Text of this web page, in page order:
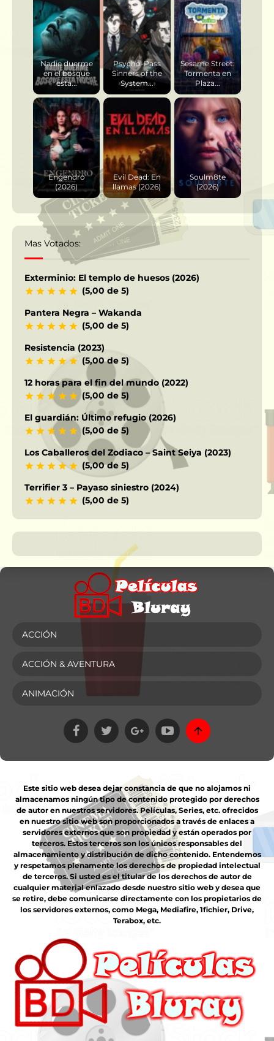
Nadie duerme
en el bosque
esta...
Psycho-Pass
Sinners of the
System...
Sesame Street:
Tormenta en
Plaza...
Engendro
(2026)
Evil Dead: En
llamas (2026)
Soulm8te
(2026)
Mas Votados:
Exterminio: El templo de huesos (2026)
(5,00 de 5)
Pantera Negra – Wakanda
(5,00 de 5)
Resistencia (2023)
(5,00 de 5)
12 horas para el fin del mundo (2022)
(5,00 de 5)
El guardián: Último refugio (2026)
(5,00 de 5)
Los Caballeros del Zodiaco – Saint Seiya (2023)
(5,00 de 5)
Terrifier 3 – Payaso siniestro (2024)
(5,00 de 5)
ACCIÓN
ACCIÓN & AVENTURA
ANIMACIÓN
Este sitio web desea dejar constancia de que no alojamos ni
almacenamos ningún tipo de contenido protegido por derechos
de autor en nuestros servidores. Películas, Series, etc. ofrecidos
en nuestro sitio web son proporcionados a través de enlaces a
servidores externos que son propiedad y están operados por
terceros. Estos terceros son los únicos responsables del
almacenamiento y distribución de dicho contenido. Entendemos
y respetamos plenamente los derechos de propiedad intelectual
de terceros. Si usted es el titular de los derechos de autor de
cualquier material enlazado desde nuestro sitio web y desea que
se retire, debe comunicarse directamente con los propietarios de
los servidores externos, como Mega, Mediafire, 1fichier, Drive,
Terabox, etc.